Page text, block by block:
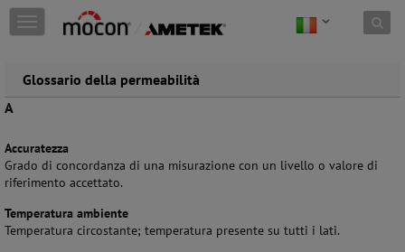
Skip to content
T
o
g
a
v
i
a
t
Glossario della permeabilità
A
Accuratezza
Grado di concordanza di una misurazione con un livello o valore di
riferimento accettato.
Temperatura ambiente
Temperatura circostante; temperatura presente su tutti i lati.